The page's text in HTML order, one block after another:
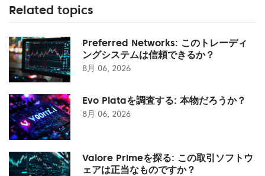
Related topics
Preferred Networks: このトレーディ
ングシステムは信頼できるか？
8月 06, 2026
Evo Plataを調査する: 本物だろうか？
8月 06, 2026
Valore Primeを探る: この取引ソフトウ
ェアは正当なものですか？